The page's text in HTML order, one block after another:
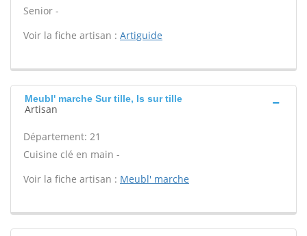
Senior -
Voir la fiche artisan : Artiguide
Meubl' marche Sur tille, Is sur tille
Artisan
Département: 21
Cuisine clé en main -
Voir la fiche artisan : Meubl' marche